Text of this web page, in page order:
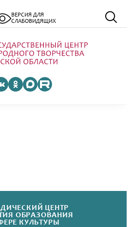
ВЕРСИЯ ДЛЯ
СЛАБОВИДЯЩИХ
ЦЕНТР
ОБРАЗОВАНИЯ
КУЛЬТУРЫ